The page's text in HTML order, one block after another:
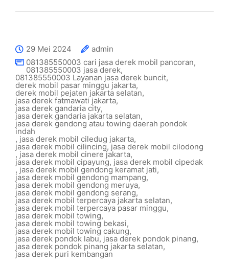
29 Mei 2024
admin
081385550003 cari jasa derek mobil pancoran,
081385550003 jasa derek,
081385550003 Layanan jasa derek buncit,
derek mobil pasar minggu jakarta,
derek mobil pejaten jakarta selatan,
jasa derek fatmawati jakarta,
jasa derek gandaria city,
jasa derek gandaria jakarta selatan,
jasa derek gendong atau towing daerah pondok
indah
, jasa derek mobil ciledug jakarta,
jasa derek mobil cilincing,jasa derek mobil cilodong
, jasa derek mobil cinere jakarta,
jasa derek mobil cipayung, jasa derek mobil cipedak
, jasa derek mobil gendong keramat jati,
jasa derek mobil gendong mampang,
jasa derek mobil gendong meruya,
jasa derek mobil gendong serang,
jasa derek mobil terpercaya jakarta selatan,
jasa derek mobil terpercaya pasar minggu,
jasa derek mobil towing,
jasa derek mobil towing bekasi,
jasa derek mobil towing cakung,
jasa derek pondok labu, jasa derek pondok pinang,
jasa derek pondok pinang jakarta selatan,
jasa derek puri kembangan